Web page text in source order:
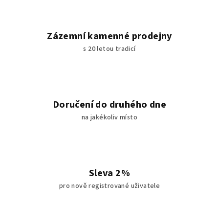
Zázemní kamenné prodejny
s 20 letou tradicí
Doručení do druhého dne
na jakékoliv místo
Sleva 2%
pro nově registrované uživatele